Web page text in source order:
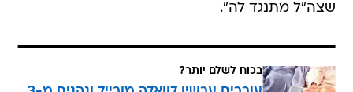
שצה"ל מתנגד לה".
בכוח לשלם יותר?